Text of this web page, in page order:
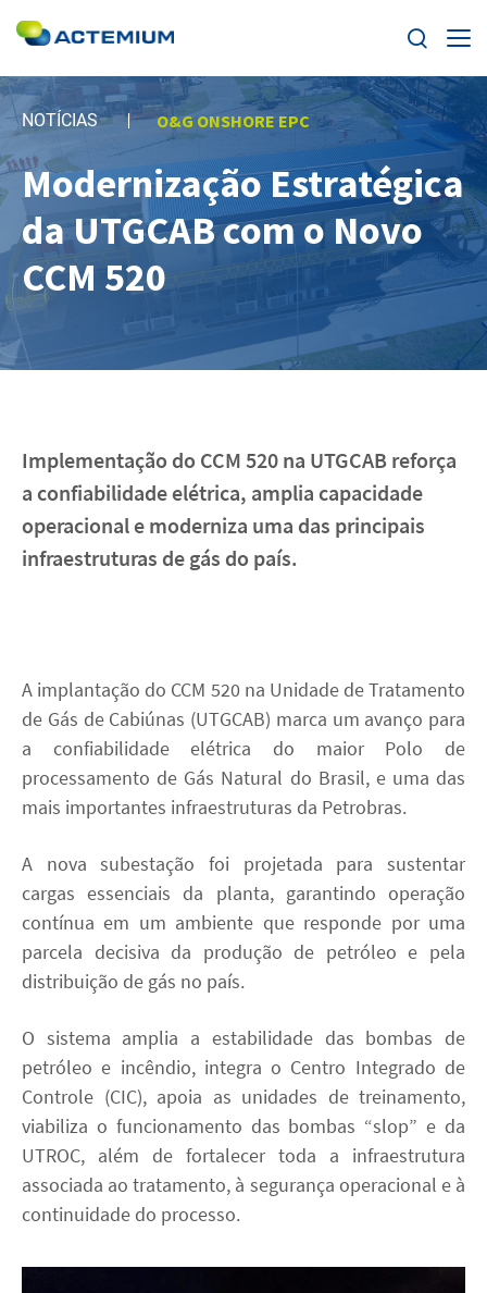
Home
Sobre a Actemium
Atividades
Atuação
Notícias
Ética
Carreira
Search
for:
NOTÍCIAS O&G ONSHORE EPC
Modernização Estratégica
da UTGCAB com o Novo
CCM 520
Implementação do CCM 520 na UTGCAB reforça
a confiabilidade elétrica, amplia capacidade
operacional e moderniza uma das principais
infraestruturas de gás do país.
A implantação do CCM 520 na Unidade de Tratamento
de Gás de Cabiúnas (UTGCAB) marca um avanço para
a confiabilidade elétrica do maior Polo de
processamento de Gás Natural do Brasil, e uma das
mais importantes infraestruturas da Petrobras.
A nova subestação foi projetada para sustentar
cargas essenciais da planta, garantindo operação
contínua em um ambiente que responde por uma
parcela decisiva da produção de petróleo e pela
distribuição de gás no país.
O sistema amplia a estabilidade das bombas de
petróleo e incêndio, integra o Centro Integrado de
Controle (CIC), apoia as unidades de treinamento,
viabiliza o funcionamento das bombas “slop” e da
UTROC, além de fortalecer toda a infraestrutura
associada ao tratamento, à segurança operacional e à
continuidade do processo.